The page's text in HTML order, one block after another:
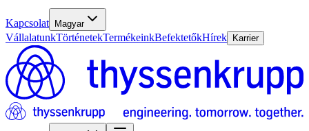
Kapcsolat Magyar
VállalatunkTörténetekTermékeinkBefektetőkHírek Karrier